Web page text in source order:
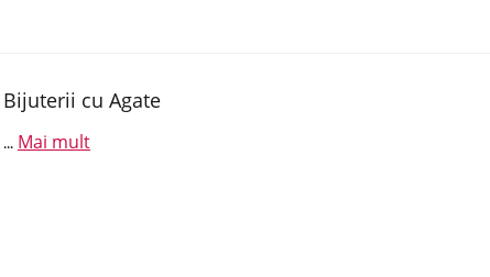
Bijuterii cu Agate
... Mai mult